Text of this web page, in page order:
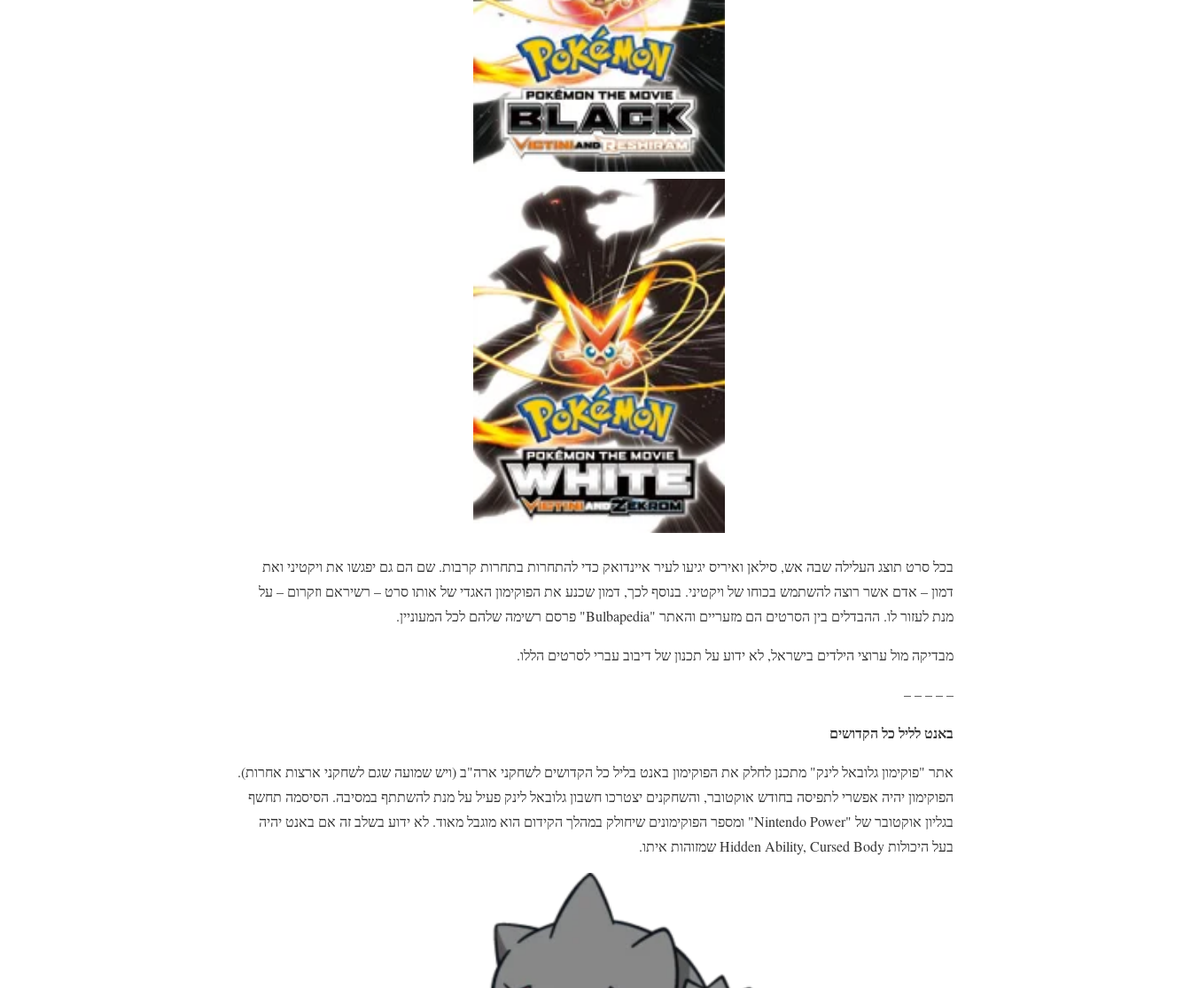
בכל סרט תוצג העלילה שבה אש, סילאן ואיריס יגיעו לעיר איינדואק כדי להתחרות בתחרות קרבות. שם הם גם יפגשו את ויקטיני ואת
דמון – אדם אשר רוצה להשתמש בכוחו של ויקטיני. בנוסף לכך, דמון שכנע את הפוקימון האגדי של אותו סרט – רשיראם וזקרום – על
מנת לעזור לו. ההבדלים בין הסרטים הם מזעריים והאתר "Bulbapedia" פרסם רשימה שלהם לכל המעוניין.
מבדיקה מול ערוצי הילדים בישראל, לא ידוע על תכנון של דיבוב עברי לסרטים הללו.
– – – – –
באנט לליל כל הקדושים
אתר "פוקימון גלובאל לינק" מתכנן לחלק את הפוקימון באנט בליל כל הקדושים לשחקני ארה"ב (ויש שמועה שגם לשחקני ארצות אחרות).
הפוקימון יהיה אפשרי לתפיסה בחודש אוקטובר, והשחקנים יצטרכו חשבון גלובאל לינק פעיל על מנת להשתתף במסיבה. הסיסמה תחשף
בגליון אוקטובר של "Nintendo Power" ומספר הפוקימונים שיחולק במהלך הקידום הוא מוגבל מאוד. לא ידוע בשלב זה אם באנט יהיה
בעל היכולות Hidden Ability, Cursed Body שמזוהות איתו.